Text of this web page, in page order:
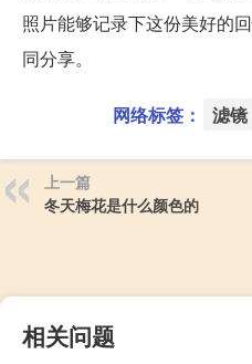
照片能够记录下这份美好的
同分享。
网络标签： 滤镜
上一篇
冬天梅花是什么颜色的
相关问题